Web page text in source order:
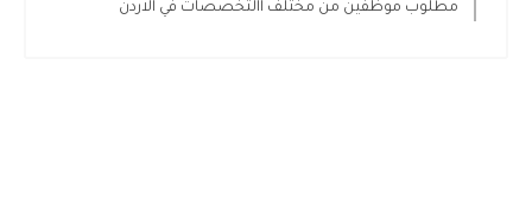
مطلوب موظفين من مختلف االتخصصات في الاردن